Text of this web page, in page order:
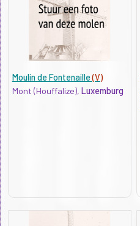
Moulin de Fontenaille(V)
Mont (Houffalize), Luxemburg